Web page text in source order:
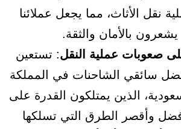
نقل الأثاث، مما يجعل عملائنا
يشعرون بالأمان والثقة.
صعوبات عملية النقل: تستعين
سائقي الشاحنات في المملكة
الذين يمتلكون القدرة على
أفضل وأقصر الطرق التي تسلكها